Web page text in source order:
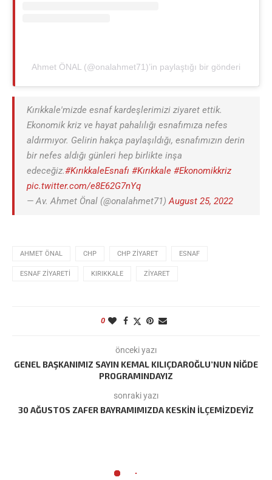
Ahmet ÖNAL (@onalahmet71)’in paylaştığı bir gönderi
Kırıkkale'mizde esnaf kardeşlerimizi ziyaret ettik.
Ekonomik kriz ve hayat pahalılığı esnafımıza nefes
aldırmıyor. Gelirin hakça paylaşıldığı, esnafımızın derin
bir nefes aldığı günleri hep birlikte inşa
edeceğiz.#KırıkkaleEsnafı #Kırıkkale #Ekonomikkriz
pic.twitter.com/e8E62G7nYq
— Av. Ahmet Önal (@onalahmet71)August 25, 2022
AHMET ÖNAL CHP CHP ZIYARET ESNAF
ESNAF ZIYARETI KIRIKKALE ZIYARET
0
önceki yazı
GENEL BAŞKANIMIZ SAYIN KEMAL KILIÇDAROĞLU’NUN NIĞDE
PROGRAMINDAYIZ
sonraki yazı
30 AĞUSTOS ZAFER BAYRAMIMIZDA KESKIN İLÇEMIZDEYIZ